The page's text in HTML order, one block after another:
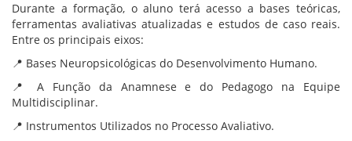
Durante a formação, o aluno terá acesso a bases teóricas,
ferramentas avaliativas atualizadas e estudos de caso reais.
Entre os principais eixos:
📍 Bases Neuropsicológicas do Desenvolvimento Humano.
📍 A Função da Anamnese e do Pedagogo na Equipe
Multidisciplinar.
📍 Instrumentos Utilizados no Processo Avaliativo.